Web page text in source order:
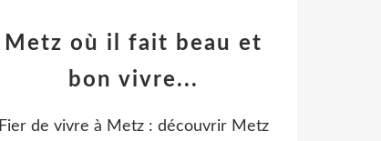
Metz où il fait beau et
bon vivre...
Fier de vivre à Metz : découvrir Metz